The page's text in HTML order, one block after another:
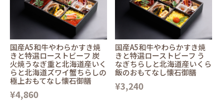
国産A5和牛やわらかすき焼
きと特選ローストビーフ 炭
火焼うなぎ重と北海道産いく
らと北海道ズワイ蟹ちらしの
極上おもてなし懐石御膳
¥4,860
国産A5和牛やわらかすき焼
きと特選ローストビーフ う
なぎちらしと北海道産いくら
飯のおもてなし懐石御膳
¥3,240